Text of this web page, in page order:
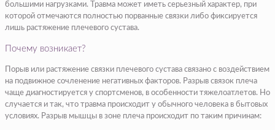
большими нагрузками. Травма может иметь серьезный характер, при
которой отмечаются полностью порванные связки либо фиксируется
лишь растяжение плечевого сустава.
Почему возникает?
Порыв или растяжение связки плечевого сустава связано с воздействием
на подвижное сочленение негативных факторов. Разрыв связок плеча
чаще диагностируется у спортсменов, в особенности тяжелоатлетов. Но
случается и так, что травма происходит у обычного человека в бытовых
условиях. Разрыв мышцы в зоне плеча происходит по таким причинам: